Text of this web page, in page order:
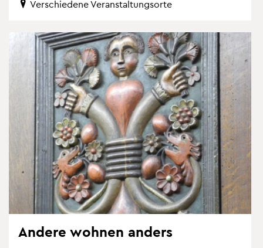
Ver­schie­de­ne Ver­an­stal­tungs­or­te
An­de­re woh­nen an­ders